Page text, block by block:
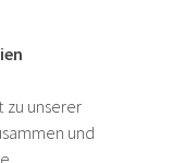
zu unserer
und